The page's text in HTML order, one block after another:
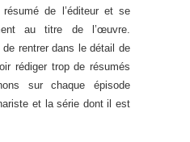
de l’éditeur et se
au titre de l’œuvre.
rentrer dans le détail de
rédiger trop de résumés
sur chaque épisode
et la série dont il est